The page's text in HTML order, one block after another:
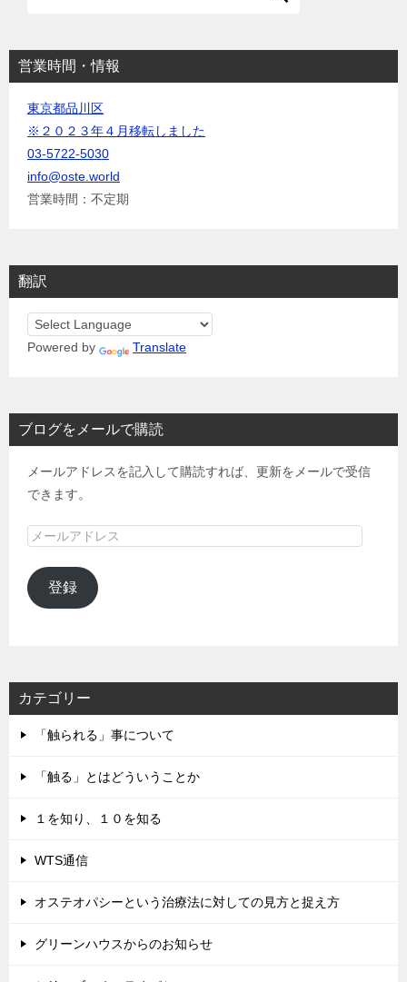
営業時間・情報
東京都品川区
※２０２３年４月移転しました
03-5722-5030
info@oste.world
営業時間：不定期
翻訳
Powered by Translate
ブログをメールで購読
メールアドレスを記入して購読すれば、更新をメールで受信
できます。
メ
ル
ア
登録
カテゴリー
「触られる」事について
「触る」とはどういうことか
１を知り、１０を知る
WTS通信
オステオパシーという治療法に対しての見方と捉え方
グリーンハウスからのお知らせ